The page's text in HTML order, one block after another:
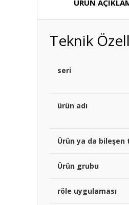
ÜRÜN
Teknik
seri
ürün adı
Ürün ya da bileşen
Ürün grubu
röle uygulaması